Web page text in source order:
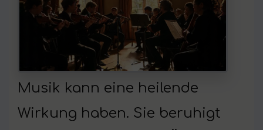
Musik kann eine heilende
Wirkung haben. Sie beruhigt